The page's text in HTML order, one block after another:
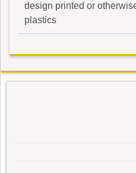
design printed or
plastics